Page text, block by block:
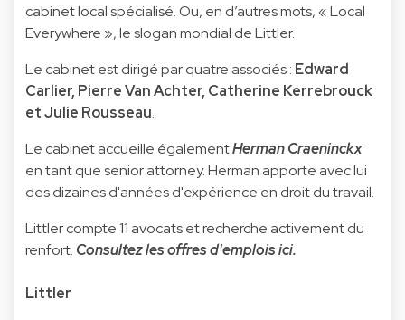
cabinet local spécialisé. Ou, en d’autres mots, « Local
Everywhere », le slogan mondial de Littler.
Le cabinet est dirigé par quatre associés : Edward
Carlier, Pierre Van Achter, Catherine Kerrebrouck
et Julie Rousseau.
Le cabinet accueille égalementHerman Craeninckx
en tant que senior attorney. Herman apporte avec lui
des dizaines d'années d'expérience en droit du travail.
Littler compte 11 avocats et recherche activement du
renfort. Consultez les offres d'emplois ici.
Littler